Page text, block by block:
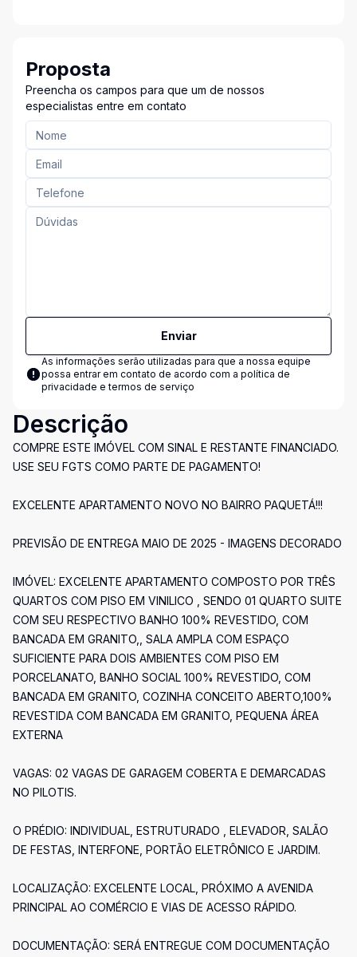
Proposta
Preencha os campos para que um de nossos
especialistas entre em contato
Enviar
As informações serão utilizadas para que a nossa equipe
possa entrar em contato de acordo com a política de
privacidade e termos de serviço
Descrição
COMPRE ESTE IMÓVEL COM SINAL E RESTANTE FINANCIADO.
USE SEU FGTS COMO PARTE DE PAGAMENTO!
EXCELENTE APARTAMENTO NOVO NO BAIRRO PAQUETÁ!!!
PREVISÃO DE ENTREGA MAIO DE 2025 - IMAGENS DECORADO
IMÓVEL: EXCELENTE APARTAMENTO COMPOSTO POR TRÊS
QUARTOS COM PISO EM VINILICO , SENDO 01 QUARTO SUITE
COM SEU RESPECTIVO BANHO 100% REVESTIDO, COM
BANCADA EM GRANITO,, SALA AMPLA COM ESPAÇO
SUFICIENTE PARA DOIS AMBIENTES COM PISO EM
PORCELANATO, BANHO SOCIAL 100% REVESTIDO, COM
BANCADA EM GRANITO, COZINHA CONCEITO ABERTO,100%
REVESTIDA COM BANCADA EM GRANITO, PEQUENA ÁREA
EXTERNA
VAGAS: 02 VAGAS DE GARAGEM COBERTA E DEMARCADAS
NO PILOTIS.
O PRÉDIO: INDIVIDUAL, ESTRUTURADO , ELEVADOR, SALÃO
DE FESTAS, INTERFONE, PORTÃO ELETRÔNICO E JARDIM.
LOCALIZAÇÃO: EXCELENTE LOCAL, PRÓXIMO A AVENIDA
PRINCIPAL AO COMÉRCIO E VIAS DE ACESSO RÁPIDO.
DOCUMENTAÇÃO: SERÁ ENTREGUE COM DOCUMENTAÇÃO